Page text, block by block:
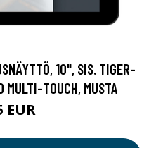
10", SIS. TIGER-
MULTI-TOUCH, MUSTA
EUR